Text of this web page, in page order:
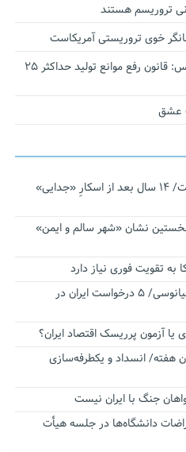
تروریسم هستند
خوی تروریستی آمریکاست
سخنگوی کمیسیون اقتصادی مجلس: قانون رفع موانع تولید حداکثر ۲۵
عشق
نجات‌دهنده‌ همچنان در آیینه است/ ۱۴ سال بعد از اسکارِ «جدایی»
نشان «شهر سالم و ایمن»
تقویت فوری نیاز دارد
اقتدار ناوگروه ۱۰۳ در مأموریت‌ اقیانوسی/ ۵ درخواست ایران در
آزمون پرریسک اقتصاد ایران؟
هفته/ انسداد و یکطرفه‌سازی
جنگ با ایران نیست
دانشگاه‌ها در جلسه هیأت